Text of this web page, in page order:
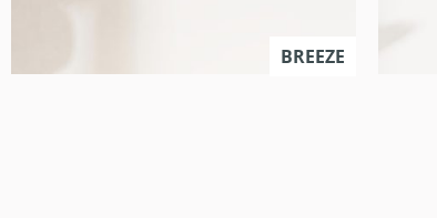
BREEZE